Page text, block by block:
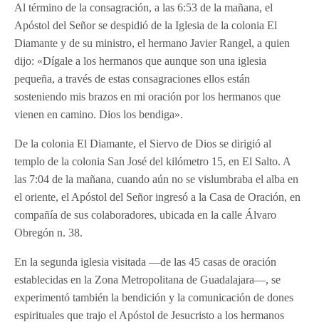
Al término de la consagración, a las 6:53 de la mañana, el
Apóstol del Señor se despidió de la Iglesia de la colonia El
Diamante y de su ministro, el hermano Javier Rangel, a quien
dijo: «Dígale a los hermanos que aunque son una iglesia
pequeña, a través de estas consagraciones ellos están
sosteniendo mis brazos en mi oración por los hermanos que
vienen en camino. Dios los bendiga».
De la colonia El Diamante, el Siervo de Dios se dirigió al
templo de la colonia San José del kilómetro 15, en El Salto. A
las 7:04 de la mañana, cuando aún no se vislumbraba el alba en
el oriente, el Apóstol del Señor ingresó a la Casa de Oración, en
compañía de sus colaboradores, ubicada en la calle Álvaro
Obregón n. 38.
En la segunda iglesia visitada —de las 45 casas de oración
establecidas en la Zona Metropolitana de Guadalajara—, se
experimentó también la bendición y la comunicación de dones
espirituales que trajo el Apóstol de Jesucristo a los hermanos